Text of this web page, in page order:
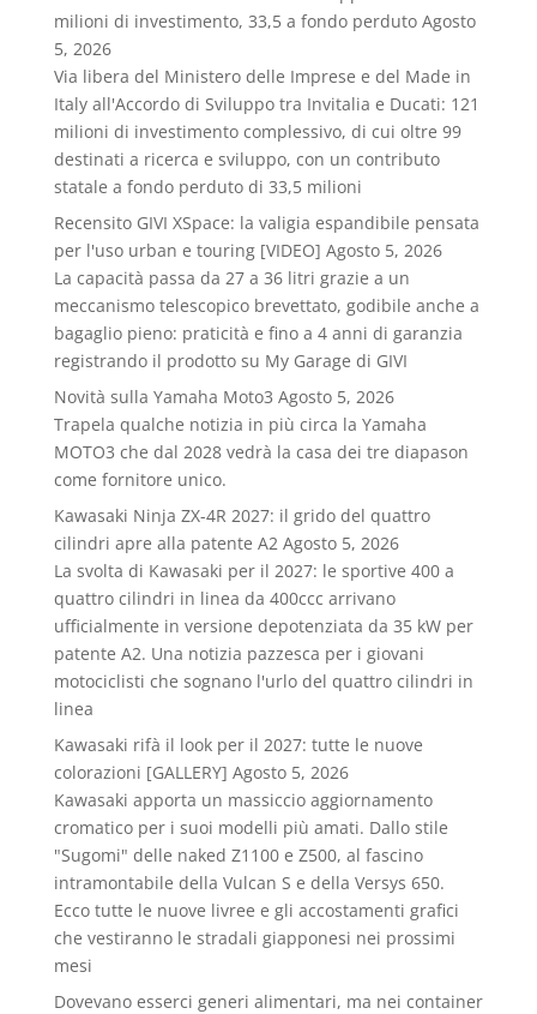
milioni di investimento, 33,5 a fondo perduto Agosto
5, 2026
Via libera del Ministero delle Imprese e del Made in
Italy all'Accordo di Sviluppo tra Invitalia e Ducati: 121
milioni di investimento complessivo, di cui oltre 99
destinati a ricerca e sviluppo, con un contributo
statale a fondo perduto di 33,5 milioni
Recensito GIVI XSpace: la valigia espandibile pensata
per l'uso urban e touring [VIDEO] Agosto 5, 2026
La capacità passa da 27 a 36 litri grazie a un
meccanismo telescopico brevettato, godibile anche a
bagaglio pieno: praticità e fino a 4 anni di garanzia
registrando il prodotto su My Garage di GIVI
Novità sulla Yamaha Moto3 Agosto 5, 2026
Trapela qualche notizia in più circa la Yamaha
MOTO3 che dal 2028 vedrà la casa dei tre diapason
come fornitore unico.
Kawasaki Ninja ZX-4R 2027: il grido del quattro
cilindri apre alla patente A2 Agosto 5, 2026
La svolta di Kawasaki per il 2027: le sportive 400 a
quattro cilindri in linea da 400ccc arrivano
ufficialmente in versione depotenziata da 35 kW per
patente A2. Una notizia pazzesca per i giovani
motociclisti che sognano l'urlo del quattro cilindri in
linea
Kawasaki rifà il look per il 2027: tutte le nuove
colorazioni [GALLERY] Agosto 5, 2026
Kawasaki apporta un massiccio aggiornamento
cromatico per i suoi modelli più amati. Dallo stile
"Sugomi" delle naked Z1100 e Z500, al fascino
intramontabile della Vulcan S e della Versys 650.
Ecco tutte le nuove livree e gli accostamenti grafici
che vestiranno le stradali giapponesi nei prossimi
mesi
Dovevano esserci generi alimentari, ma nei container